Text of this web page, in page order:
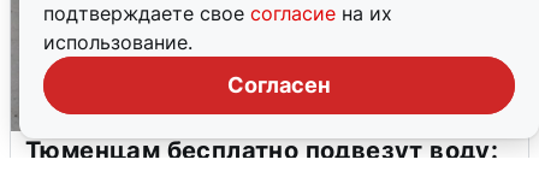
подтверждаете свое согласие на их
использование.
Согласен
Тюменцам бесплатно подвезут воду: